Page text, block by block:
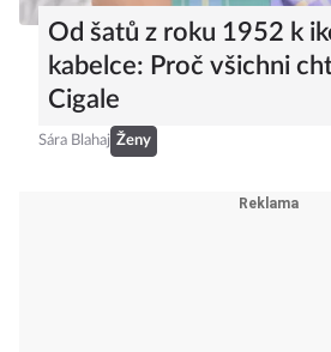
Od šatů z roku 1952 k
kabelce: Proč všichni
Cigale
Sára Blahaj Ženy